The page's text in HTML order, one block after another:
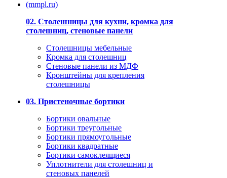
02. Столешницы для кухни, кромка для
столешниц, стеновые панели
Столешницы мебельные
Кромка для столешниц
Стеновые панели из МДФ
Кронштейны для крепления
столешницы
03. Пристеночные бортики
Бортики овальные
Бортики треугольные
Бортики прямоугольные
Бортики квадратные
Бортики самоклеящиеся
Уплотнители для столешниц и
стеновых панелей